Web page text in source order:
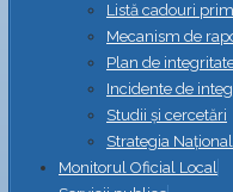
Listă cadouri
Mecanism de
Plan de
Incidente de
Studii și cercetări
Strategia
Monitorul Oficial Local